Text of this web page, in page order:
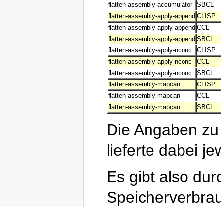
flatten-assembly-accumulator
SBCL
flatten-assembly-apply-append CLISP
flatten-assembly-apply-append CCL
flatten-assembly-apply-append SBCL
flatten-assembly-apply-nconc
CLISP
flatten-assembly-apply-nconc
CCL
flatten-assembly-apply-nconc
SBCL
flatten-assembly-mapcan
CLISP
flatten-assembly-mapcan
CCL
flatten-assembly-mapcan
SBCL
Die Angaben
lieferte dabei
Es gibt also